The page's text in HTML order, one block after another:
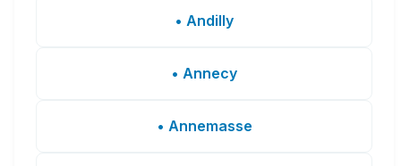
• Andilly
• Annecy
• Annemasse